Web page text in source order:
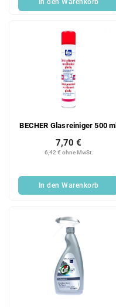
BECHER Glasreiniger 500 ml
6,42 € ohne MwSt.
7,70 €
In den Warenkorb